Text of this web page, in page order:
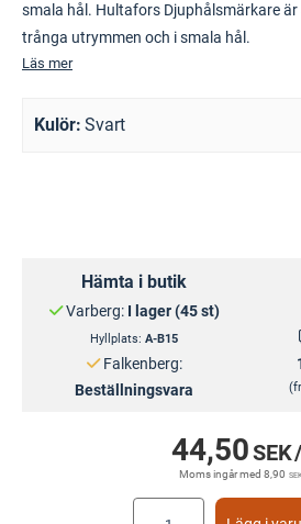
smala hål. Hultafors Djuphålsmärkare
trånga utrymmen och i smala hål.
Läs mer
Kulör Svart
Hämta i butik
Varberg: I lager (45 st)
Hyllplats: A-B15
Falkenberg:
Beställningsvara
44,50SEK
Moms ingår med 8,90 SEK